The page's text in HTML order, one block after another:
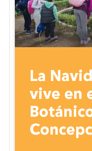
La
vive en